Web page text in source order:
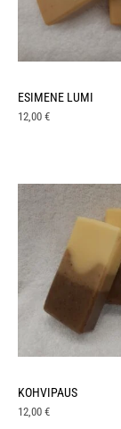
ESIMENE LUMI
12,00 €
KOHVIPAUS
12,00 €